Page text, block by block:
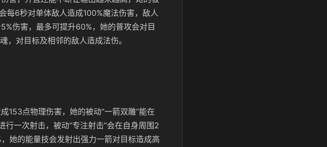
每6秒对单体敌人造成100%魔法伤害，敌人
伤害，最多可提升60%，她的普攻会对目
对目标及相邻的敌人造成法伤。
153点物理伤害，她的被动“一箭双雕”能在
一次射击，被动“专注射击”会在自身周围2
她的能量技会发射出强力一箭对目标造成高